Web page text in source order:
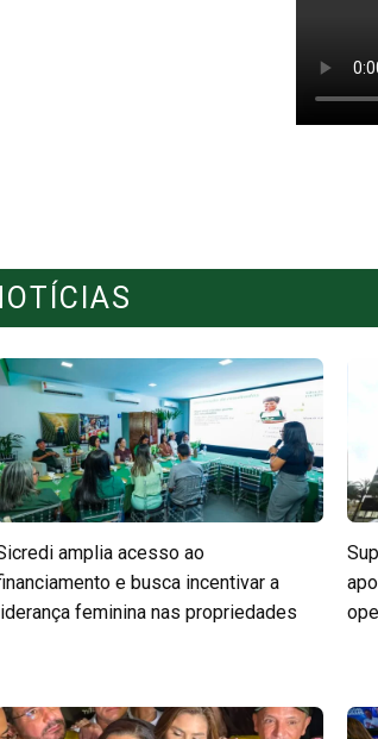
amplia acesso ao
e busca incentivar a
liderança feminina nas propriedades